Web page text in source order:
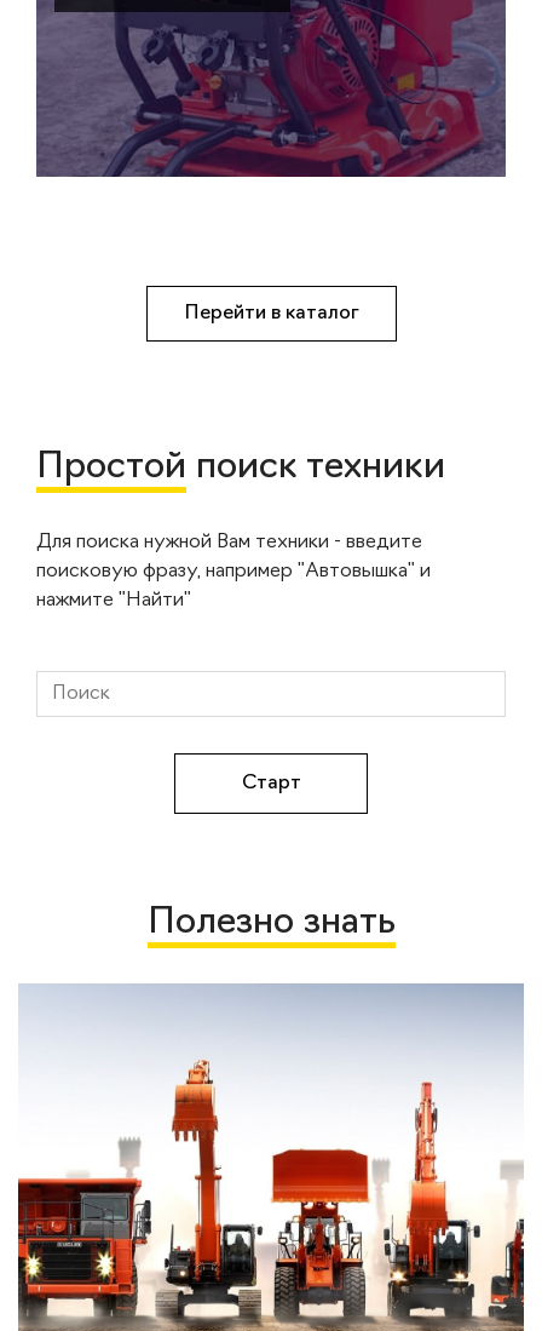
Перейти в каталог
Простой поиск техники
Для поиска нужной Вам техники - введите
поисковую фразу, например "Автовышка" и
нажмите "Найти"
Полезно знать